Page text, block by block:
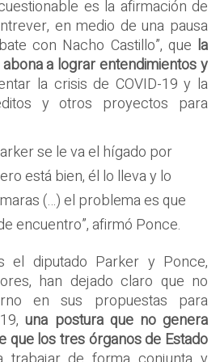
es la afirmación de
en medio de una pausa
con Nacho Castillo”, que la
a lograr entendimientos y
la crisis de COVID-19 y la
y otros proyectos para
se le va el hígado por
está bien, él lo lleva y lo
(…) el problema es que
encuentro”, afirmó Ponce.
el diputado Parker y Ponce,
han dejado claro que no
en sus propuestas para
19,una postura que no genera
que los tres órganos de Estado